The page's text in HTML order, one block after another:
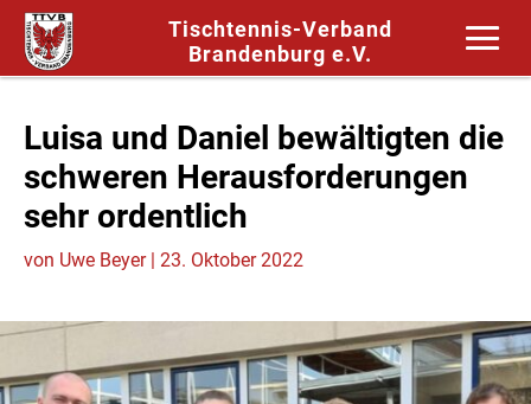
Tischtennis-Verband
Brandenburg e.V.
Luisa und Daniel bewältigten die
schweren Herausforderungen
sehr ordentlich
von Uwe Beyer| 23. Oktober 2022